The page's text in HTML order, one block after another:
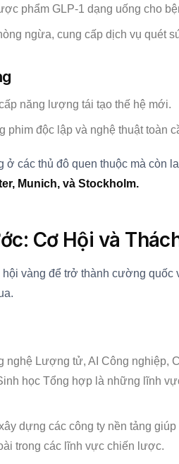
phẩm GLP-1 dạng uống cho
ngừa, cung cấp dịch vụ quét
năng lượng tái tạo thế hệ mới.
phim độc lập và nghệ thuật toàn
ở các thủ đô quen thuộc mà còn
Munich, và Stockholm.
Cơ Hội và
vàng để trở thành cường quốc
nghệ Lượng tử, AI Công nghiệp,
học Tổng hợp là những lĩnh
dựng các công ty nền tảng
trong các lĩnh vực chiến lược.